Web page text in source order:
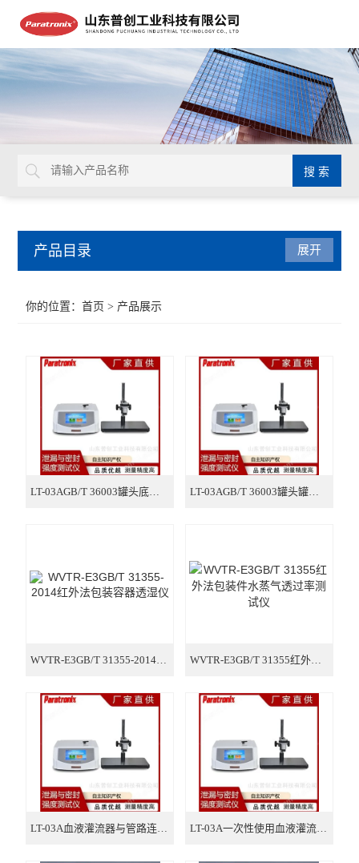
产品目录
氧气透过率测试仪
气体透过率测试仪
摩擦系数测试仪
智能电子拉力试验机
包装检测仪器
胶黏剂检测仪器
瓶类检测仪器
口罩检测仪器
气相色谱仪
展开
你的位置：首页 > 产品展示
LT-03AGB/T 36003罐头底盖耐压强度测试仪 LT-03AGB/T 36003罐头罐体耐压强度测试仪
WVTR-E3GB/T 31355-2014红外法包装容器透湿仪 WVTR-E3GB/T 31355红外法包装件水蒸气透过率测试仪
LT-03A血液灌流器与管路连接密封性试验仪 LT-03A一次性使用血液灌流器密封性测试仪